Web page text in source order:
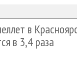
в
в 3,4 раза